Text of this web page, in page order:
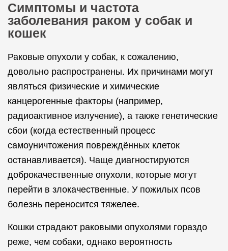
Симптомы и частота
заболевания раком у собак и
кошек
Раковые опухоли у собак, к сожалению,
довольно распространены. Их причинами могут
являться физические и химические
канцерогенные факторы (например,
радиоактивное излучение), а также генетические
сбои (когда естественный процесс
самоуничтожения повреждённых клеток
останавливается). Чаще диагностируются
доброкачественные опухоли, которые могут
перейти в злокачественные. У пожилых псов
болезнь переносится тяжелее.
Кошки страдают раковыми опухолями гораздо
реже, чем собаки, однако вероятность